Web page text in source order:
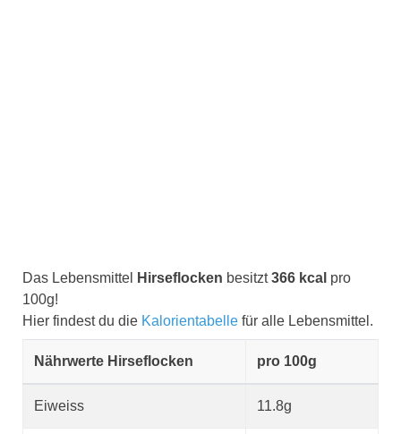
Das Lebensmittel Hirseflocken besitzt366 kcal pro
100g!
Hier findest du die Kalorientabelle für alle Lebensmittel.
Nährwerte Hirseflocken pro 100g
Eiweiss 11.8g